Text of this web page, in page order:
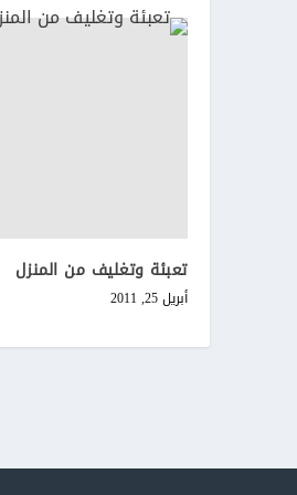
تعبئة وتغليف من المنزل
أبريل 25, 2011